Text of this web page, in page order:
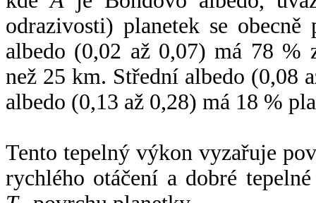
odrazivosti) planetek se
albedo (0,02 až 0,07) má 78 %
než 25 km. Střední albedo (0,08
albedo (0,13 až 0,28) má 18 %
Tento tepelný výkon vyzařuje
rychlého otáčení a dobré